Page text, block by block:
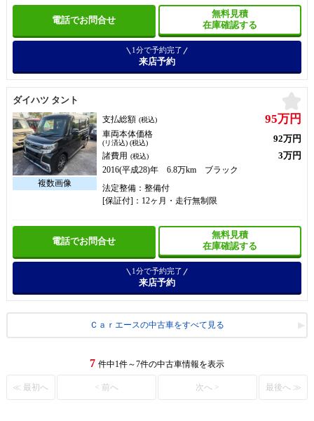
電話でお問合せ
無料見積
在庫確認する
1分で予約完了
来店予約
ダイハツ タント
支払総額 (税込) 95万円
車両本体価格
(リ済込) (税込) 92万円
諸費用 (税込) 3万円
2016(平成28)年 6.8万km ブラック
法定整備：整備付
[保証付]：12ヶ月・走行無制限
電話でお問合せ
無料見積
在庫確認する
1分で予約完了
来店予約
Ｃａｒエースの中古車をすべて見る
7 件中1件～7件の中古車情報を表示
≪ 最初へ < 前へ 次へ > 最後へ ≫